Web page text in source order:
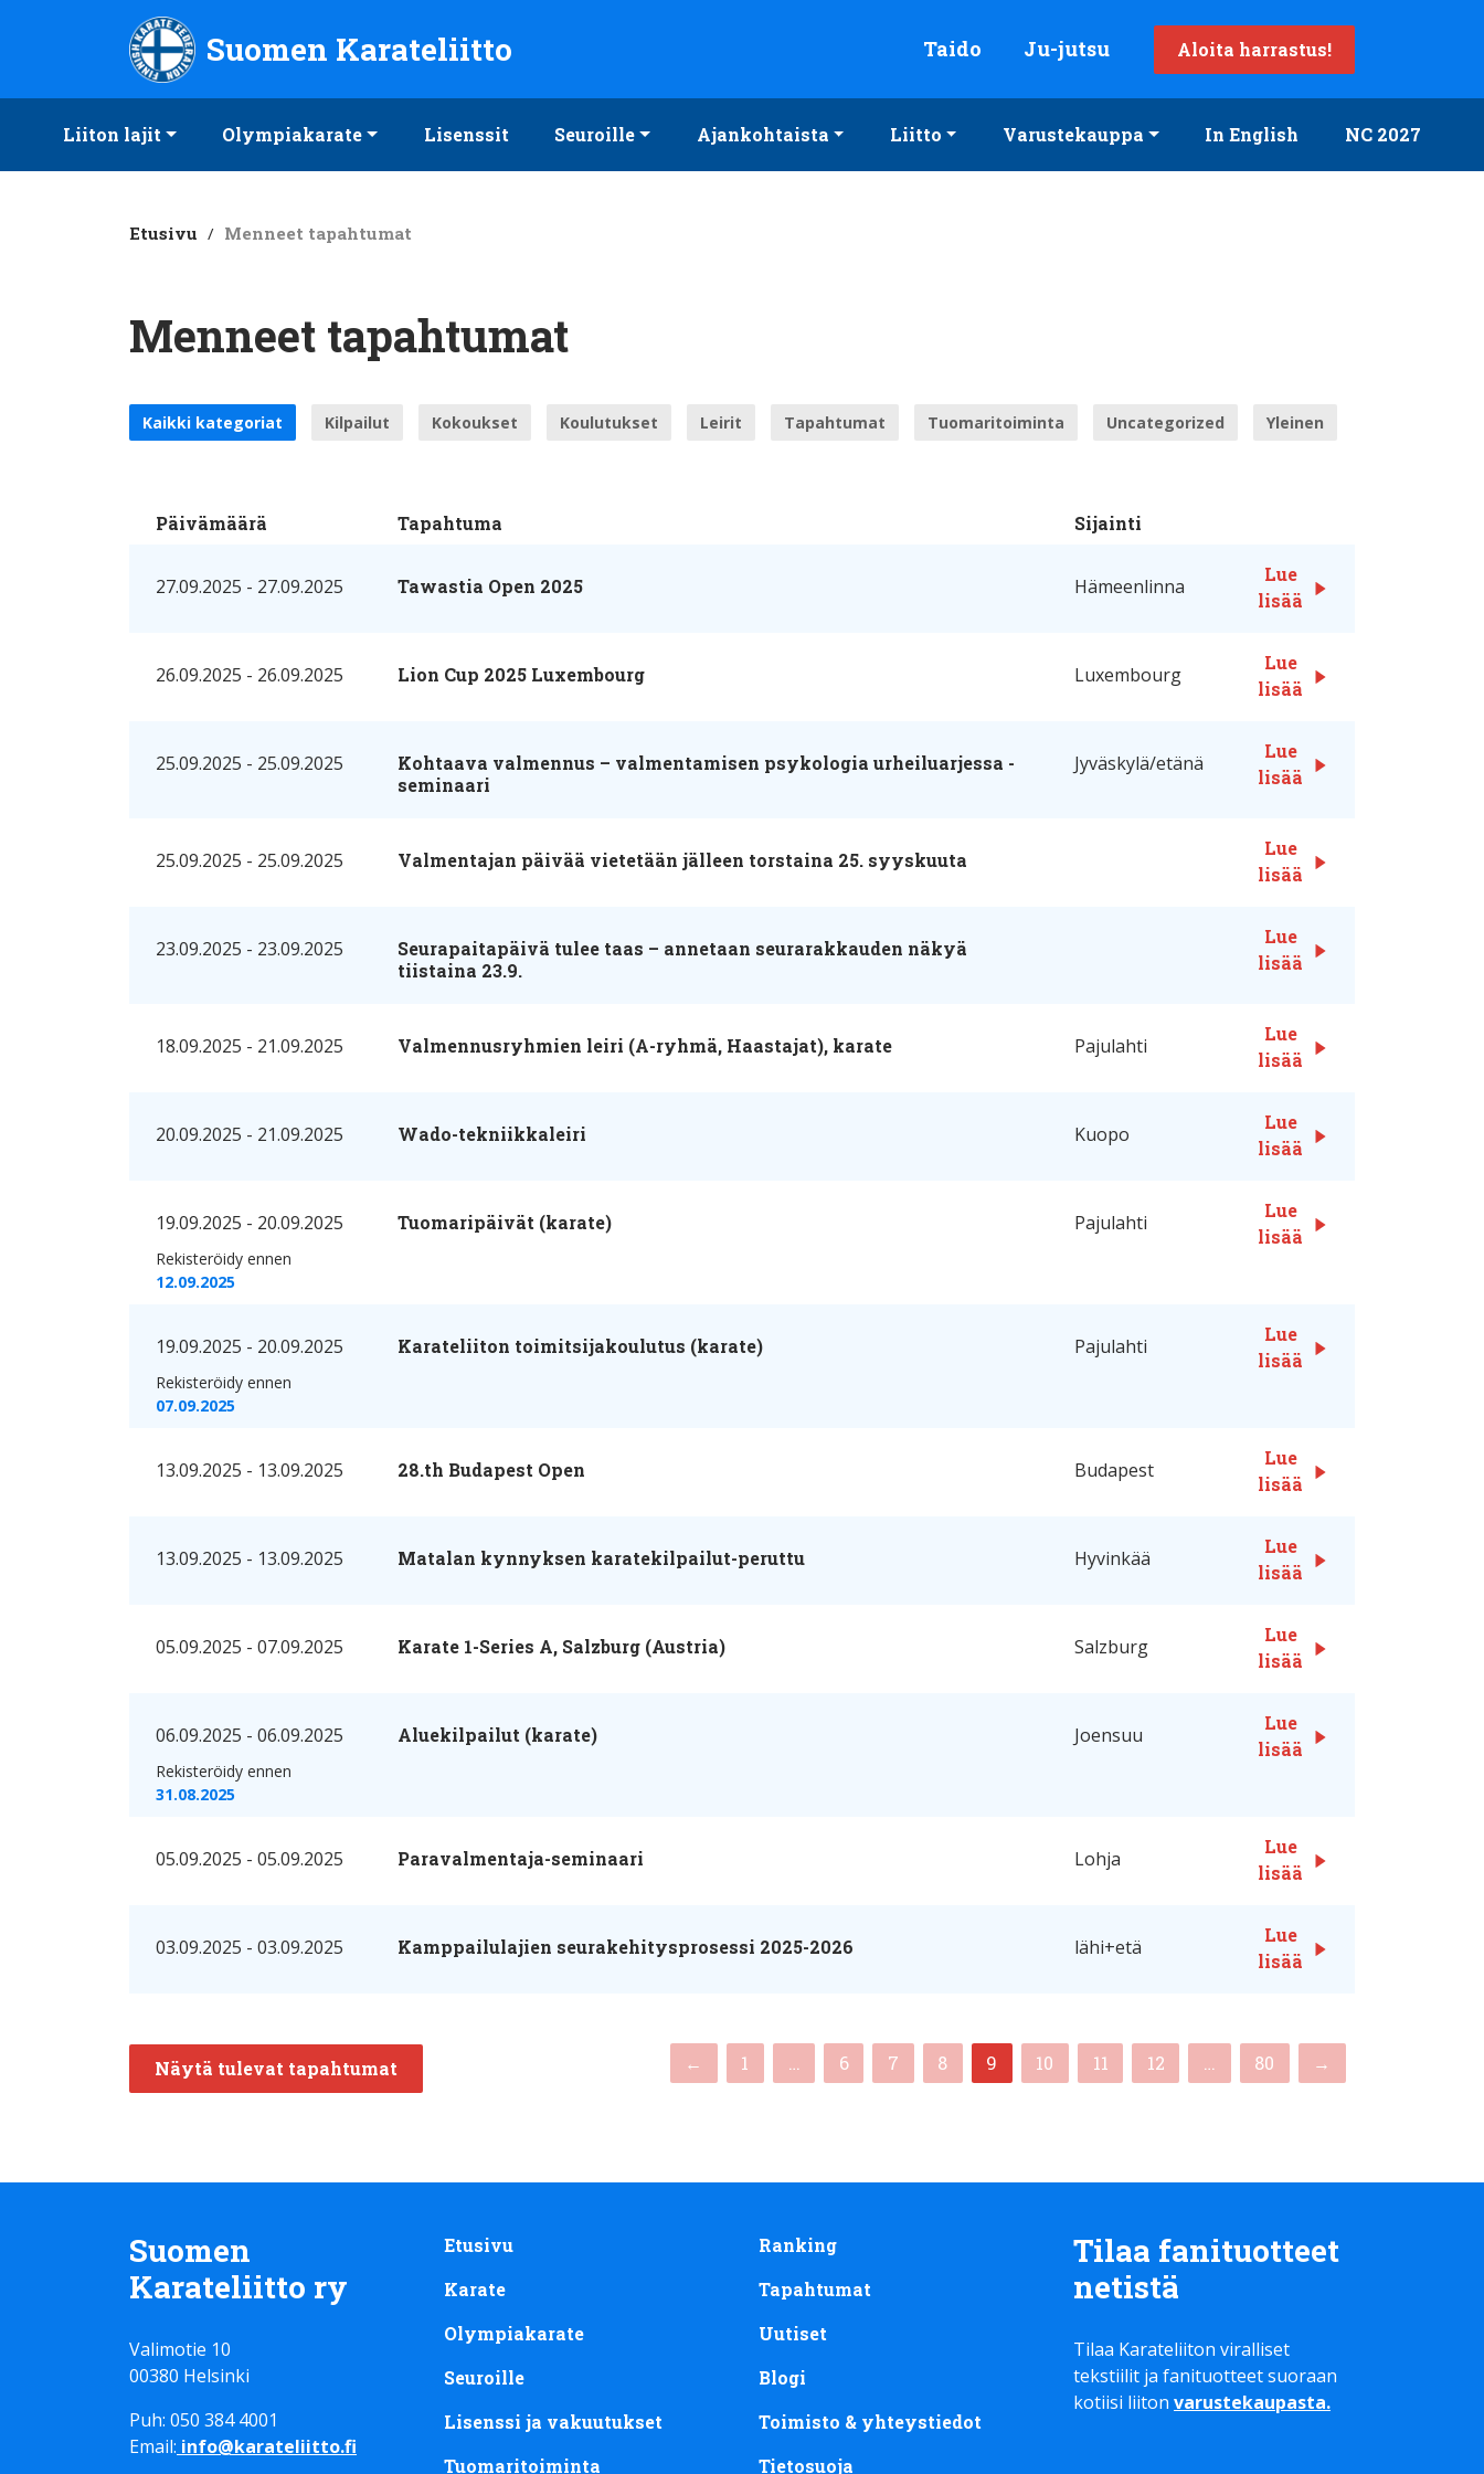
Suomen Karateliitto ry
Suomen Karateliitto Taido Ju-jutsu Aloita harrastus!
Liiton lajit Olympiakarate Lisenssit Seuroille Ajankohtaista Liitto Varustekauppa In English NC 2027
Etusivu / Menneet tapahtumat
Menneet tapahtumat
Kaikki kategoriat Kilpailut Kokoukset Koulutukset Leirit Tapahtumat Tuomaritoiminta Uncategorized Yleinen
Päivämäärä Tapahtuma Sijainti
27.09.2025 - 27.09.2025 Tawastia Open 2025 Hämeenlinna
Lue
lisää
26.09.2025 - 26.09.2025 Lion Cup 2025 Luxembourg Luxembourg
Lue
lisää
25.09.2025 - 25.09.2025
Kohtaava valmennus – valmentamisen psykologia urheiluarjessa -
seminaari
Jyväskylä/etänä
Lue
lisää
25.09.2025 - 25.09.2025 Valmentajan päivää vietetään jälleen torstaina 25. syyskuuta
Lue
lisää
23.09.2025 - 23.09.2025
Seurapaitapäivä tulee taas – annetaan seurarakkauden näkyä
tiistaina 23.9.
Lue
lisää
18.09.2025 - 21.09.2025 Valmennusryhmien leiri (A-ryhmä, Haastajat), karate Pajulahti
Lue
lisää
20.09.2025 - 21.09.2025 Wado-tekniikkaleiri Kuopo
Lue
lisää
19.09.2025 - 20.09.2025
Rekisteröidy ennen
12.09.2025
Tuomaripäivät (karate) Pajulahti
Lue
lisää
19.09.2025 - 20.09.2025
Rekisteröidy ennen
07.09.2025
Karateliiton toimitsijakoulutus (karate) Pajulahti
Lue
lisää
13.09.2025 - 13.09.2025 28.th Budapest Open Budapest
Lue
lisää
13.09.2025 - 13.09.2025 Matalan kynnyksen karatekilpailut-peruttu Hyvinkää
Lue
lisää
05.09.2025 - 07.09.2025 Karate 1-Series A, Salzburg (Austria) Salzburg
Lue
lisää
06.09.2025 - 06.09.2025
Rekisteröidy ennen
31.08.2025
Aluekilpailut (karate) Joensuu
Lue
lisää
05.09.2025 - 05.09.2025 Paravalmentaja-seminaari Lohja
Lue
lisää
03.09.2025 - 03.09.2025 Kamppailulajien seurakehitysprosessi 2025-2026 lähi+etä
Lue
lisää
← 1 6 7 8 9 (current)
10 11 12 80 →
Näytä tulevat tapahtumat
Suomen
Karateliitto ry
Valimotie 10
00380 Helsinki
Puh: 050 384 4001
Email: info@karateliitto.fi
Etusivu
Karate
Olympiakarate
Seuroille
Lisenssi ja vakuutukset
Tuomaritoiminta
Ranking
Tapahtumat
Uutiset
Blogi
Toimisto & yhteystiedot
Tietosuoja
Tilaa fanituotteet
netistä
Tilaa Karateliiton viralliset
tekstiilit ja fanituotteet suoraan
kotiisi liiton varustekaupasta.